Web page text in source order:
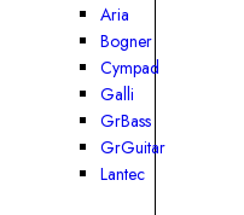
Aria
Bogner
Cympad
Galli
GrBass
GrGuitar
Lantec